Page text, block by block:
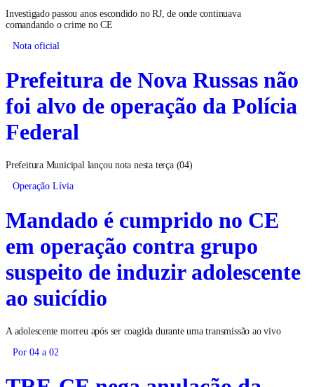
Investigado passou anos escondido no RJ, de onde continuava
comandando o crime no CE
Nota oficial
Prefeitura de Nova Russas não
foi alvo de operação da Polícia
Federal
Prefeitura Municipal lançou nota nesta terça (04)
Operação Lívia
Mandado é cumprido no CE
em operação contra grupo
suspeito de induzir adolescente
ao suicídio
A adolescente morreu após ser coagida durante uma transmissão ao vivo
Por 04 a 02